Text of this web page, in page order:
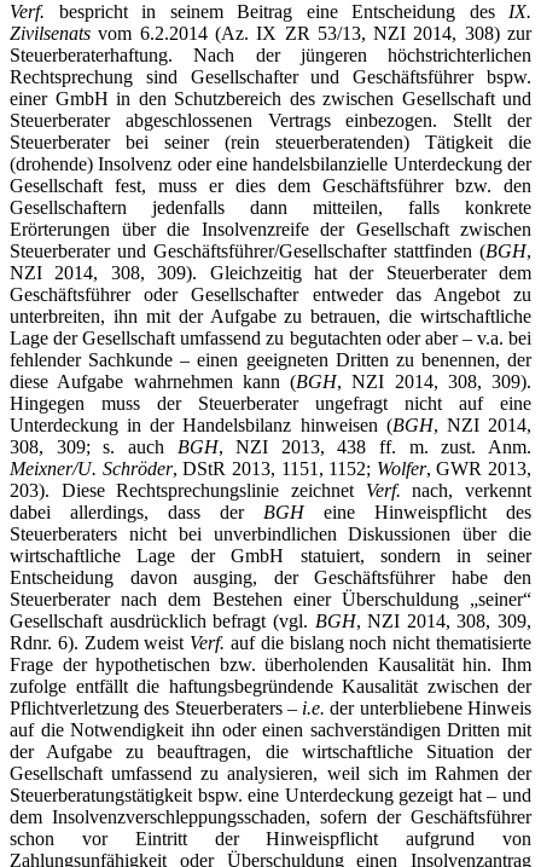
Verf. bespricht in seinem Beitrag eine Entscheidung des IX.
Zivilsenats vom 6.2.2014 (Az. IX ZR 53/13, NZI 2014, 308) zur
Steuerberaterhaftung. Nach der jüngeren höchstrichterlichen
Rechtsprechung sind Gesellschafter und Geschäftsführer bspw.
einer GmbH in den Schutzbereich des zwischen Gesellschaft und
Steuerberater abgeschlossenen Vertrags einbezogen. Stellt der
Steuerberater bei seiner (rein steuerberatenden) Tätigkeit die
(drohende) Insolvenz oder eine handelsbilanzielle Unterdeckung der
Gesellschaft fest, muss er dies dem Geschäftsführer bzw. den
Gesellschaftern jedenfalls dann mitteilen, falls konkrete
Erörterungen über die Insolvenzreife der Gesellschaft zwischen
Steuerberater und Geschäftsführer/Gesellschafter stattfinden (BGH,
NZI 2014, 308, 309). Gleichzeitig hat der Steuerberater dem
Geschäftsführer oder Gesellschafter entweder das Angebot zu
unterbreiten, ihn mit der Aufgabe zu betrauen, die wirtschaftliche
Lage der Gesellschaft umfassend zu begutachten oder aber – v.a. bei
fehlender Sachkunde – einen geeigneten Dritten zu benennen, der
diese Aufgabe wahrnehmen kann (BGH, NZI 2014, 308, 309).
Hingegen muss der Steuerberater ungefragt nicht auf eine
Unterdeckung in der Handelsbilanz hinweisen (BGH, NZI 2014,
308, 309; s. auch BGH, NZI 2013, 438 ff. m. zust. Anm.
Meixner/U. Schröder, DStR 2013, 1151, 1152; Wolfer, GWR 2013,
203). Diese Rechtsprechungslinie zeichnet Verf. nach, verkennt
dabei allerdings, dass der BGHeine Hinweispflicht des
Steuerberaters nicht bei unverbindlichen Diskussionen über die
wirtschaftliche Lage der GmbH statuiert, sondern in seiner
Entscheidung davon ausging, der Geschäftsführer habe den
Steuerberater nach dem Bestehen einer Überschuldung „seiner“
Gesellschaft ausdrücklich befragt (vgl. BGH, NZI 2014, 308, 309,
Rdnr. 6). Zudem weist Verf. auf die bislang noch nicht thematisierte
Frage der hypothetischen bzw. überholenden Kausalität hin. Ihm
zufolge entfällt die haftungsbegründende Kausalität zwischen der
Pflichtverletzung des Steuerberaters – i.e. der unterbliebene Hinweis
auf die Notwendigkeit ihn oder einen sachverständigen Dritten mit
der Aufgabe zu beauftragen, die wirtschaftliche Situation der
Gesellschaft umfassend zu analysieren, weil sich im Rahmen der
Steuerberatungstätigkeit bspw. eine Unterdeckung gezeigt hat – und
dem Insolvenzverschleppungsschaden, sofern der Geschäftsführer
schon vor Eintritt der Hinweispflicht aufgrund von
Zahlungsunfähigkeit oder Überschuldung einen Insolvenzantrag